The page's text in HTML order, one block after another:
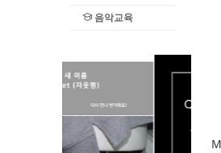
음악교육